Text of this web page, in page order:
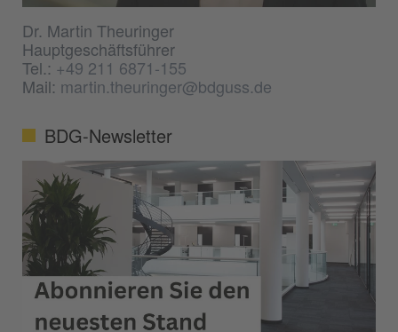
Dr. Martin Theuringer
Hauptgeschäftsführer
Tel.:+49 211 6871-155
Mail: martin.theuringer@bdguss.de
BDG-Newsletter